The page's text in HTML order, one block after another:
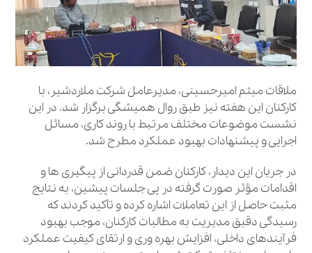
ملاقات میثم امیرحسینی، مدیرعامل شرکت ملاردشیر، با
کارکنان این هفته نیز طبق روال همیشگی برگزار شد. در این
نشست موضوعات مختلف مرتبط با روند کاری، مسائل
اجرایی و پیشنهادات بهبود عملکرد مطرح شد.
در جریان این دیدار، کارکنان ضمن قدردانی از پیگیری‌ ها و
اقدامات مؤثر صورت‌ گرفته در پی جلسات پیشین، به نتایج
مثبت حاصل از این تعاملات اشاره کرده و تأکید کردند که
رسیدگی دقیق مدیریت به مطالبات کارکنان، موجب بهبود
فرآیندهای داخلی، افزایش بهره‌ وری و ارتقای کیفیت عملکرد